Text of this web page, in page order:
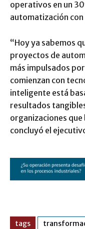
operativos en un
automatización
“Hoy ya sabemos
proyectos de
más impulsados
comienzan con
inteligente está
resultados
organizaciones
concluyó el
tags